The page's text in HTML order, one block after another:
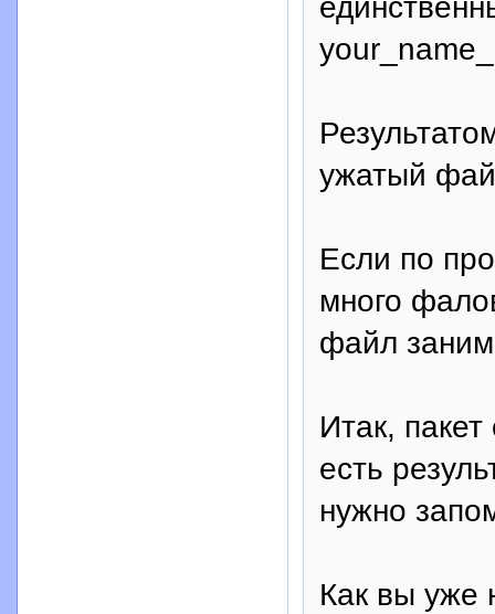
ужатый
Если по
много
файл
Итак,
есть
нужно
Как вы уже